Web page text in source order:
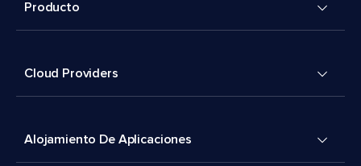
Producto
Cloud Providers
Alojamiento De Aplicaciones